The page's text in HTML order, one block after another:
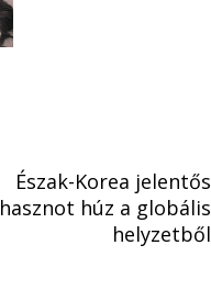
Észak-Korea jelentős
hasznot húz a globális
helyzetből